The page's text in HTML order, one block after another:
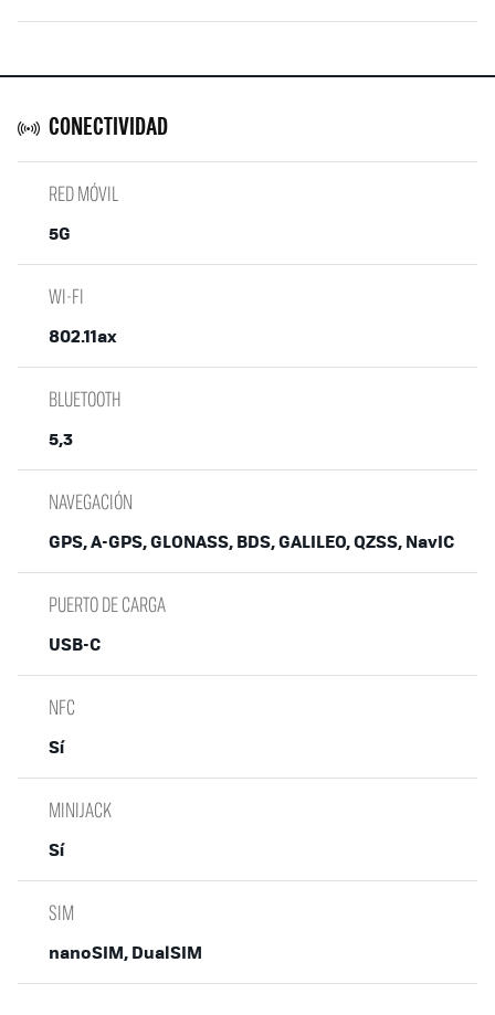
CONECTIVIDAD
RED MÓVIL
5G
WI-FI
802.11ax
BLUETOOTH
5,3
NAVEGACIÓN
GPS, A-GPS, GLONASS, BDS, GALILEO, QZSS, NavIC
PUERTO DE CARGA
USB-C
NFC
Sí
MINIJACK
Sí
SIM
nanoSIM, DualSIM